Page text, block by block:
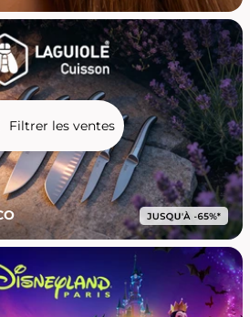
Filtrer les ventes